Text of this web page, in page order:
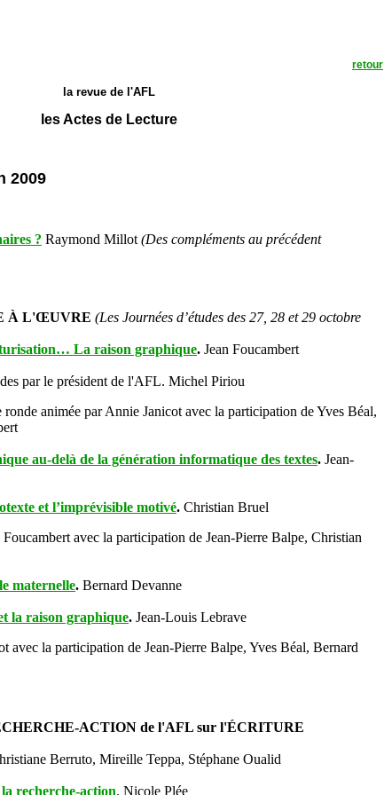
retour
la revue de l'AFL
les Actes de Lecture
2009
? Raymond Millot (Des compléments au précédent
À L'ŒUVRE (Les Journées d’études des 27, 28 et 29 octobre
La raison graphique. Jean Foucambert
par le président de l'AFL. Michel Piriou
ronde animée par Annie Janicot avec la participation de Yves Béal,
au-delà de la génération informatique des textes. Jean-
et l’imprévisible motivé. Christian Bruel
Foucambert avec la participation de Jean-Pierre Balpe, Christian
maternelle. Bernard Devanne
la raison graphique. Jean-Louis Lebrave
avec la participation de Jean-Pierre Balpe, Yves Béal, Bernard
ACTION de l'AFL sur l'ÉCRITURE
Berruto, Mireille Teppa, Stéphane Oualid
recherche-action. Nicole Plée